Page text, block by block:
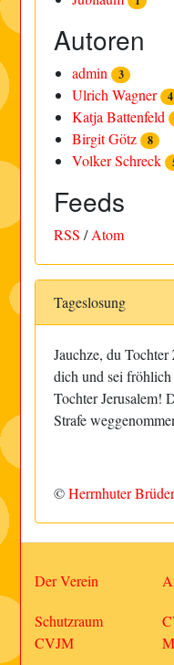
Autoren
admin 3
Ulrich Wagner 4
Katja Battenfeld
Birgit Götz 8
Volker Schreck
Feeds
RSS /Atom
Tageslosung
Jauchze, du
dich und sei
Tochter Jerusalem!
Strafe
©Herrnhuter
Der Verein
Schutzraum
CVJM